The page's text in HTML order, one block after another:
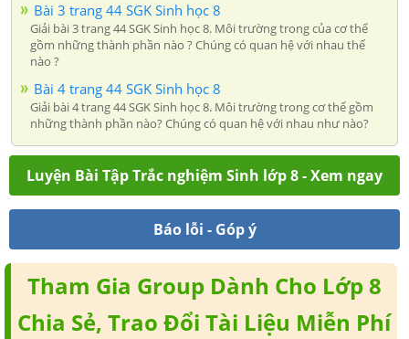
Bài 3 trang 44 SGK Sinh học 8
Giải bài 3 trang 44 SGK Sinh học 8. Môi trường trong của cơ thể
gồm những thành phần nào ? Chúng có quan hệ với nhau thế
nào ?
Bài 4 trang 44 SGK Sinh học 8
Giải bài 4 trang 44 SGK Sinh học 8. Môi trường trong cơ thể gồm
những thành phần nào? Chúng có quan hệ với nhau như nào?
Luyện Bài Tập Trắc nghiệm Sinh lớp 8 - Xem ngay
Báo lỗi - Góp ý
Tham Gia Group Dành Cho Lớp 8
Chia Sẻ, Trao Đổi Tài Liệu Miễn Phí